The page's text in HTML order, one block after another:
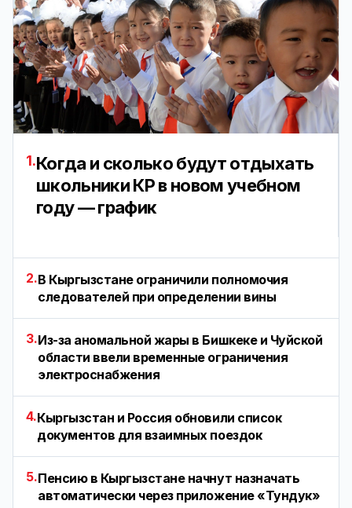
1.Когда и сколько будут отдыхать
школьники КР в новом учебном
году — график
2.В Кыргызстане ограничили полномочия
следователей при определении вины
3.Из-за аномальной жары в Бишкеке и Чуйской
области ввели временные ограничения
электроснабжения
4.Кыргызстан и Россия обновили список
документов для взаимных поездок
5.Пенсию в Кыргызстане начнут назначать
автоматически через приложение «Тундук»